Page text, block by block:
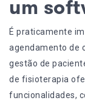
um
É praticamente
agendamento de
gestão de
de fisioterapia
funcionalidades,